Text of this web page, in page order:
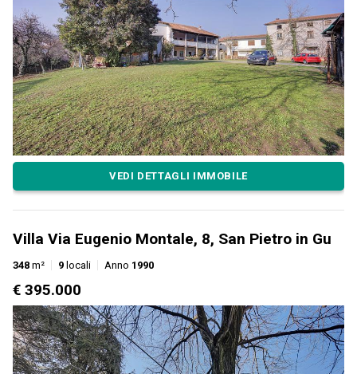
VEDI DETTAGLI IMMOBILE
Villa Via Eugenio Montale, 8, San Pietro in Gu
348 m² 9 locali Anno 1990
€ 395.000